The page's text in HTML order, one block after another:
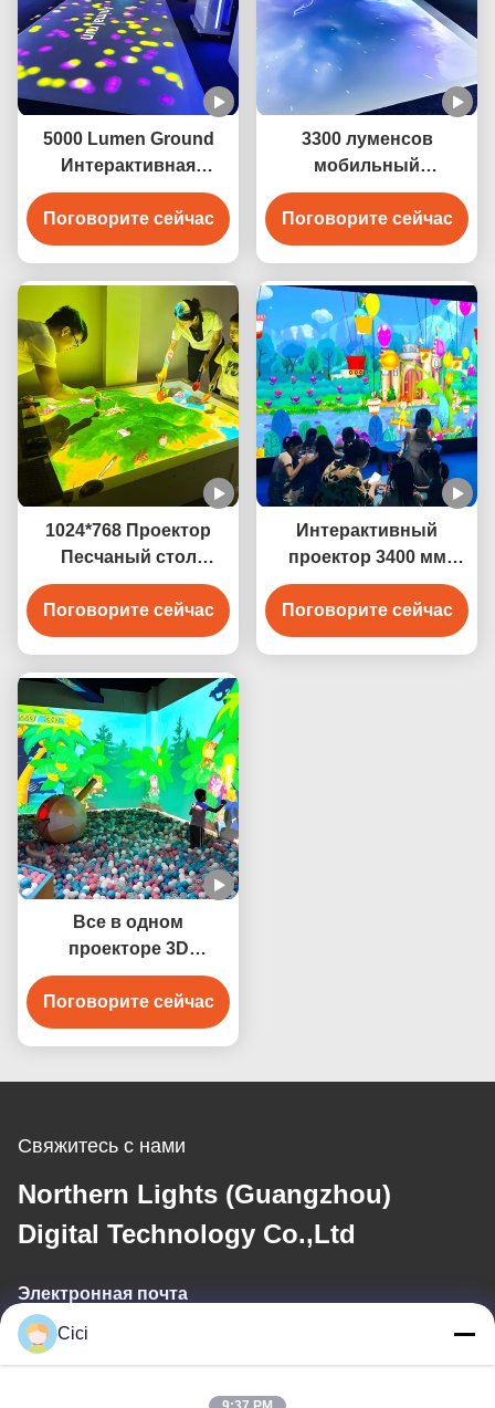
5000 Lumen Ground
Интерактивная
проекционная игра
Поговорите сейчас
3300 луменсов
мобильный
интерактивный
полный проектор
игровой план для
Поговорите сейчас
1024*768 Проектор
Песчаный стол
Интерактивная
проекционная игра
3400 люмен
Поговорите сейчас
Интерактивный
проектор 3400 мм
игровая система
Магическая живопись
для детей
Поговорите сейчас
Все в одном
проекторе 3D
интерактивный видео
Стены Стреш-Болл
Проекция
Поговорите сейчас
Свяжитесь с нами
Northern Lights (Guangzhou)
Digital Technology Co.,Ltd
Электронная почта
sales03@bjgprojection.com
Cici